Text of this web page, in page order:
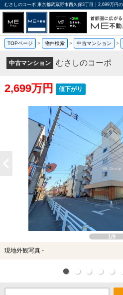
TOPページ > 物件検索 > 中古マンション >
中古マンション むさしのコーポ
2,699万円 値下がり
1/9
現地外観写真 -